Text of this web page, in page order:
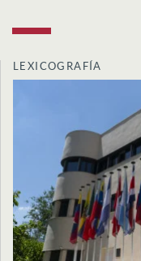
LEXICOGRAFÍA